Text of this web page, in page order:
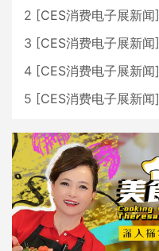
2 [CES消费电子展新闻]
3 [CES消费电子展新闻]
4 [CES消费电子展新闻]
5 [CES消费电子展新闻]